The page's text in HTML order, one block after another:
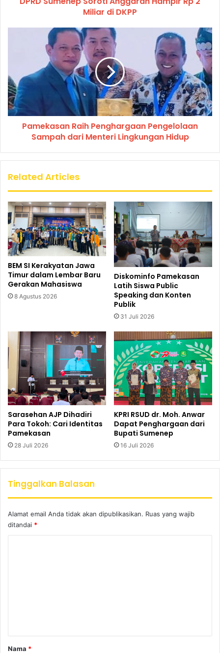
Miliar di DKPP
Pamekasan Raih Penghargaan Pengelolaan
Sampah dari Menteri Lingkungan Hidup
Related Articles
BEM SI Kerakyatan Jawa
Timur dalam Lembar Baru
Gerakan Mahasiswa
8 Agustus 2026
Diskominfo Pamekasan
Latih Siswa Public
Speaking dan Konten
Publik
31 Juli 2026
Sarasehan AJP Dihadiri
Para Tokoh: Cari Identitas
Pamekasan
28 Juli 2026
KPRI RSUD dr. Moh. Anwar
Dapat Penghargaan dari
Bupati Sumenep
16 Juli 2026
Tinggalkan Balasan
Alamat email Anda tidak akan dipublikasikan. Ruas yang wajib
ditandai *
rNama *